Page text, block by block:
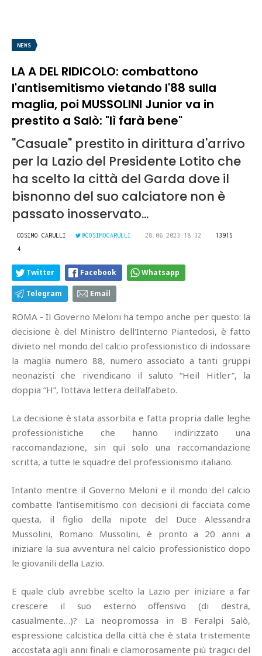
NEWS
LA A DEL RIDICOLO: combattono
l'antisemitismo vietando l'88 sulla
maglia, poi MUSSOLINI Junior va in
prestito a Salò: "lì farà bene"
"Casuale" prestito in dirittura d'arrivo
per la Lazio del Presidente Lotito che
ha scelto la città del Garda dove il
bisnonno del suo calciatore non è
passato inosservato...
COSIMO CARULLI @COSIMOCARULLI 28.06.2023 18:32
13915
4
Twitter Facebook Whatsapp
Telegram Email
ROMA - Il Governo Meloni ha tempo anche per questo: la
decisione è del Ministro dell'Interno Piantedosi, è fatto
divieto nel mondo del calcio professionistico di indossare
la maglia numero 88, numero associato a tanti gruppi
neonazisti che rivendicano il saluto “Heil Hitler”, la
doppia “H”, l'ottava lettera dell'alfabeto.
La decisione è stata assorbita e fatta propria dalle leghe
professionistiche che hanno indirizzato una
raccomandazione, sin qui solo una raccomandazione
scritta, a tutte le squadre del professionismo italiano.
Intanto mentre il Governo Meloni e il mondo del calcio
combatte l'antisemitismo con decisioni di facciata come
questa, il figlio della nipote del Duce Alessandra
Mussolini, Romano Mussolini, è pronto a 20 anni a
iniziare la sua avventura nel calcio professionistico dopo
le giovanili della Lazio.
E quale club avrebbe scelto la Lazio per iniziare a far
crescere il suo esterno offensivo (di destra,
casualmente…)? La neopromossa in B Feralpi Salò,
espressione calcistica della città che è stata tristemente
accostata agli anni finali e clamorosamente più tragici del